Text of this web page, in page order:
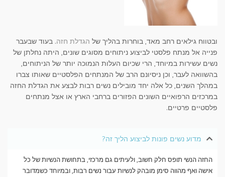
ובטווח גילאים רחב מאד, בוחרות בהליך של הגדלת חזה. בעוד שבעבר
פנייה אל מנתח פלסטי לביצוע ניתוחים מסוגים שונים, היתה נחלתן של
נשים עשירות במיוחד, הרי שכיום העלות הנמוכה יותר של הניתוחים,
בהשוואה לעבר, וכן ניסיונם הרב של המנתחים הפלסטיים שאותו צברו
במהלך השנים, כל אלה יחד מובילים נשים רבות לבצע את הגדלת החזה
במרכזים הרפואיים השונים הפזורים ברחבי הארץ או אצל מנתחים
פלסטיים פרטיים.
מדוע נשים פונות לביצוע הליך זה?
החזה הנשי תופס חלק חשוב, ולעיתים גם מרכזי, בתחושת הנשיות של כל
אישה ואף מהווה סימן מובהק לנשיות עבור נשים רבות, ובמיוחד כשמדובר